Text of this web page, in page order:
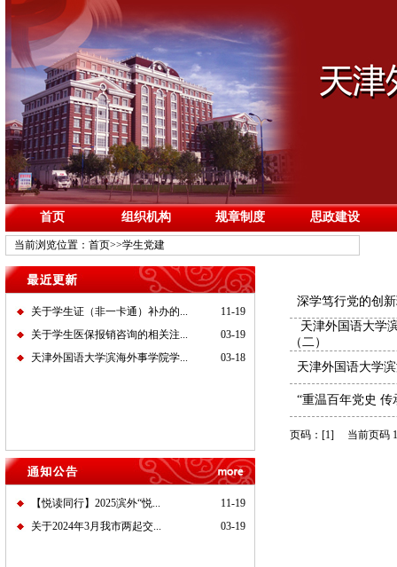
首页 组织机构 规章制度 思政建设
当前浏览位置： 首页>>学生党建
关于学生证（非一卡通）补办的...
11-19
关于学生医保报销咨询的相关注...
03-19
天津外国语大学滨海外事学院学...
03-18
【悦读同行】2025滨外“悦...
11-19
关于2024年3月我市两起交...
03-19
深学笃行党的创
天津外国语大学
（二）
天津外国语大学
“重温百年党史 传
页码： [1] 当前页码